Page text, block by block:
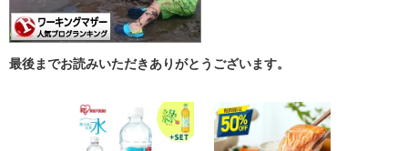
最後までお読みいただきありがとうございます。